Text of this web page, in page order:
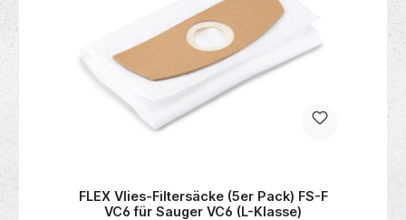
FLEX Vlies-Filtersäcke (5er Pack) FS-F
VC6 für Sauger VC6 (L-Klasse)